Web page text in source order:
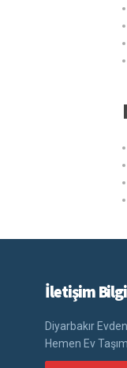
İletişim
Diyarbakır
Hemen Ev